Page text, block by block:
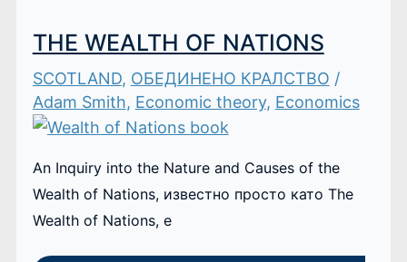
THE WEALTH OF NATIONS
SCOTLAND, ОБЕДИНЕНО КРАЛСТВО /
Adam Smith, Economic theory, Economics
An Inquiry into the Nature and Causes of the
Wealth of Nations, известно просто като The
Wealth of Nations, е